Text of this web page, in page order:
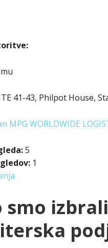
41-43, Philpot House,
MPG WORLDWIDE
5
1
smo